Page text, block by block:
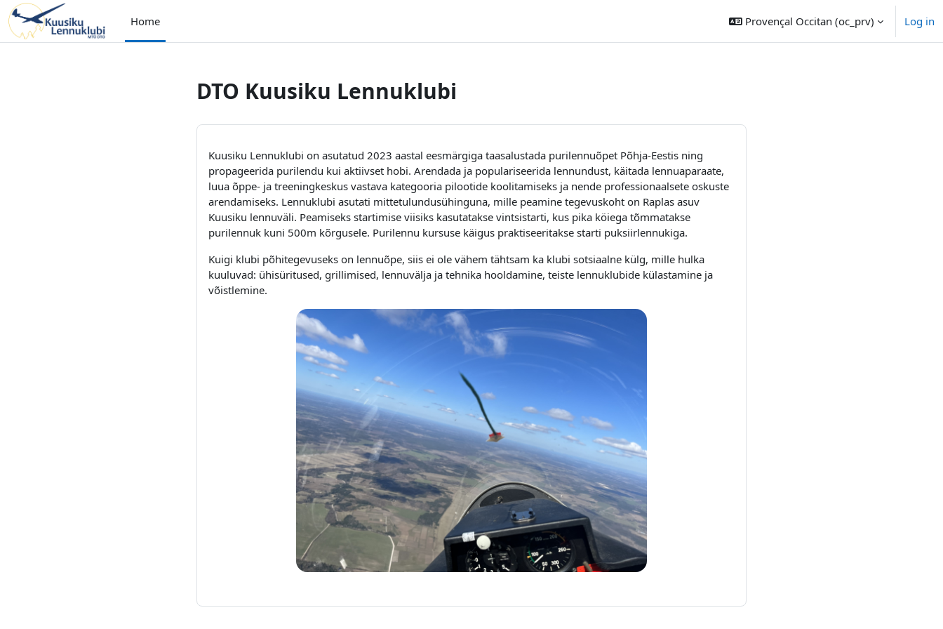
Skip to main content
Home
Provençal Occitan ‎(oc_prv)‎ Log in
DTO Kuusiku Lennuklubi
Kuusiku Lennuklubi on asutatud 2023 aastal eesmärgiga taasalustada purilennuõpet Põhja-Eestis ning
propageerida purilendu kui aktiivset hobi. Arendada ja populariseerida lennundust, käitada lennuaparaate,
luua õppe- ja treeningkeskus vastava kategooria pilootide koolitamiseks ja nende professionaalsete oskuste
arendamiseks. Lennuklubi asutati mittetulundusühinguna, mille peamine tegevuskoht on Raplas asuv
Kuusiku lennuväli. Peamiseks startimise viisiks kasutatakse vintsistarti, kus pika köiega tõmmatakse
purilennuk kuni 500m kõrgusele. Purilennu kursuse käigus praktiseeritakse starti puksiirlennukiga.
Kuigi klubi põhitegevuseks on lennuõpe, siis ei ole vähem tähtsam ka klubi sotsiaalne külg, mille hulka
kuuluvad: ühisüritused, grillimised, lennuvälja ja tehnika hooldamine, teiste lennuklubide külastamine ja
võistlemine.